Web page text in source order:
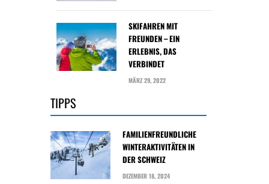
SKIFAHREN MIT
FREUNDEN – EIN
ERLEBNIS, DAS
VERBINDET
MÄRZ 29, 2022
TIPPS
FAMILIENFREUNDLICHE
WINTERAKTIVITÄTEN IN
DER SCHWEIZ
DEZEMBER 18, 2024